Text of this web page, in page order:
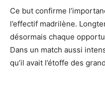
Ce but confirme
l’effectif madrilène.
désormais chaque
Dans un match aussi
qu’il avait l’étoffe des